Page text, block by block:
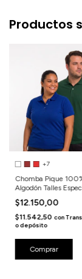
Productos
+7
Chomba Pique
Algodón Talles
$12.150,00
$11.542,50 con
o depósito
Comprar